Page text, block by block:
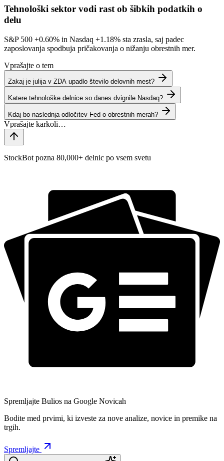
Tehnološki sektor vodi rast ob šibkih podatkih o
delu
S&P 500 +0.60% in Nasdaq +1.18% sta zrasla, saj padec
zaposlovanja spodbuja pričakovanja o nižanju obrestnih mer.
Vprašajte o tem
Zakaj je julija v ZDA upadlo število delovnih mest?
Katere tehnološke delnice so danes dvignile Nasdaq?
Kdaj bo naslednja odločitev Fed o obrestnih merah?
StockBot pozna 80,000+ delnic po vsem svetu
Spremljajte Bulios na Google Novicah
Bodite med prvimi, ki izveste za nove analize, novice in premike na
trgih.
Spremljajte